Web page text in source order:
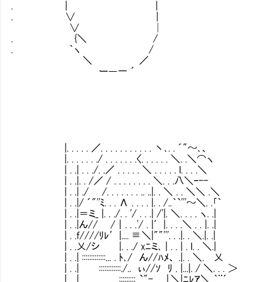
. ∨ |
∨ │
. {＼ /
. ｀ヽ /
＼ ／
ー―一 ´
|. . . . . ／. . . . . . . . . . . 丶､. . ´"～､、
|. . . . . . ./ . . . . . . .〈. . . . . . ＼. .＼⌒ヽ
| . .| . . ./. .／ . . . . . ＼ . . . . . l. . . .＼
| . .|. . /／ / . . . . . . . . ＼. . .八＼ｰ--
| . .| ./ /. . . . . . . .. ..|. . ＼ . . ＼＼ .＼
| . .|/ ´"''ﾐ. . . Λ . . . . |. . /..｀`'''～＼. .｢｀
| . .|＝ミ_ |. . ./. . '/ . . .| /'|. ＼. . . . ヽ. .|
| . .|ん//㍉ /｜. . .'/ . |′|. . . .＼ . . |. .|
| . .f////ﾘﾚ′|.... ≡＼|""'''. . .|. . ＼.|. .|
| . .乂/シ |. . ./ xﾆミ､ | . . | . l. . ＼.|
| . .| :::::::::::::... . ﾄ､/ ん//ﾊﾒ、 .|. . ＼. 乂
| . .| ::::::::::::./.. ぃ//ｿ ﾘ . |...|. / ＼. . . ＞
| . .| :::::::::..`"- |.＼|ﾆﾚｱ＼ ｀¨´